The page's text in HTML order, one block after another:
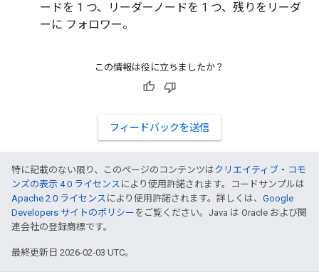
ードを 1 つ、リーダーノードを 1 つ、残りをリーダ
ーに フォロワー。
この情報は役に立ちましたか？
フィードバックを送信
特に記載のない限り、このページのコンテンツはクリエイティブ・コモ
ンズの表示 4.0 ライセンス により使用許諾されます。コードサンプルは
Apache 2.0 ライセンス により使用許諾されます。詳しくは、 Google
Developers サイトのポリシー をご覧ください。Java は Oracle および関
連会社の登録商標です。
最終更新日 2026-02-03 UTC。